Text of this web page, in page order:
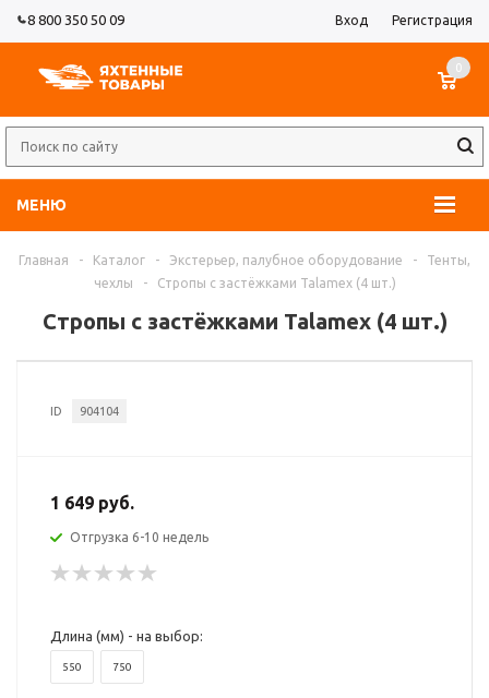
8 800 350 50 09 Вход Регистрация
МЕНЮ
0
Главная - Каталог - Экстерьер, палубное оборудование -
Тенты,
чехлы
- Стропы с застёжками Talamex (4 шт.)
Стропы с застёжками Talamex (4 шт.)
ID 904104
1 649 руб.
Отгрузка 6-10 недель
Длина (мм) - на выбор:
550 750